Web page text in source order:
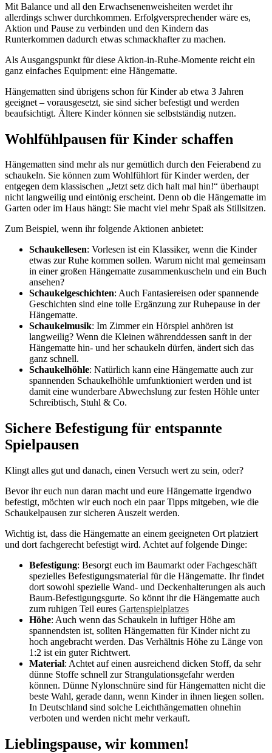
Mit Balance und all den Erwachsenenweisheiten werdet ihr
allerdings schwer durchkommen. Erfolgversprechender wäre es,
Aktion und Pause zu verbinden und den Kindern das
Runterkommen dadurch etwas schmackhafter zu machen.
Als Ausgangspunkt für diese Aktion-in-Ruhe-Momente reicht ein
ganz einfaches Equipment: eine Hängematte.
Hängematten sind übrigens schon für Kinder ab etwa 3 Jahren
geeignet – vorausgesetzt, sie sind sicher befestigt und werden
beaufsichtigt. Ältere Kinder können sie selbstständig nutzen.
Wohlfühlpausen für Kinder schaffen
Hängematten sind mehr als nur gemütlich durch den Feierabend zu
schaukeln. Sie können zum Wohlfühlort für Kinder werden, der
entgegen dem klassischen „Jetzt setz dich halt mal hin!“ überhaupt
nicht langweilig und eintönig erscheint. Denn ob die Hängematte im
Garten oder im Haus hängt: Sie macht viel mehr Spaß als Stillsitzen.
Zum Beispiel, wenn ihr folgende Aktionen anbietet:
Schaukellesen: Vorlesen ist ein Klassiker, wenn die Kinder
etwas zur Ruhe kommen sollen. Warum nicht mal gemeinsam
in einer großen Hängematte zusammenkuscheln und ein Buch
ansehen?
Schaukelgeschichten: Auch Fantasiereisen oder spannende
Geschichten sind eine tolle Ergänzung zur Ruhepause in der
Hängematte.
Schaukelmusik: Im Zimmer ein Hörspiel anhören ist
langweilig? Wenn die Kleinen währenddessen sanft in der
Hängematte hin- und her schaukeln dürfen, ändert sich das
ganz schnell.
Schaukelhöhle: Natürlich kann eine Hängematte auch zur
spannenden Schaukelhöhle umfunktioniert werden und ist
damit eine wunderbare Abwechslung zur festen Höhle unter
Schreibtisch, Stuhl & Co.
Sichere Befestigung für entspannte
Spielpausen
Klingt alles gut und danach, einen Versuch wert zu sein, oder?
Bevor ihr euch nun daran macht und eure Hängematte irgendwo
befestigt, möchten wir euch noch ein paar Tipps mitgeben, wie die
Schaukelpausen zur sicheren Auszeit werden.
Wichtig ist, dass die Hängematte an einem geeigneten Ort platziert
und dort fachgerecht befestigt wird. Achtet auf folgende Dinge:
Befestigung: Besorgt euch im Baumarkt oder Fachgeschäft
spezielles Befestigungsmaterial für die Hängematte. Ihr findet
dort sowohl spezielle Wand- und Deckenhalterungen als auch
Baum-Befestigungsgurte. So könnt ihr die Hängematte auch
zum ruhigen Teil eures Gartenspielplatzes
Höhe: Auch wenn das Schaukeln in luftiger Höhe am
spannendsten ist, sollten Hängematten für Kinder nicht zu
hoch angebracht werden. Das Verhältnis Höhe zu Länge von
1:2 ist ein guter Richtwert.
Material: Achtet auf einen ausreichend dicken Stoff, da sehr
dünne Stoffe schnell zur Strangulationsgefahr werden
können. Dünne Nylonschnüre sind für Hängematten nicht die
beste Wahl, gerade dann, wenn Kinder in ihnen liegen sollen.
In Deutschland sind solche Leichthängematten ohnehin
verboten und werden nicht mehr verkauft.
Lieblingspause, wir kommen!